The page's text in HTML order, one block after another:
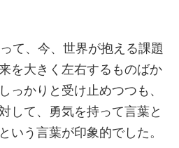
て、今、世界が抱える課題
を大きく左右するものばか
っかりと受け止めつつも、
して、勇気を持って言葉と
いう言葉が印象的でした。